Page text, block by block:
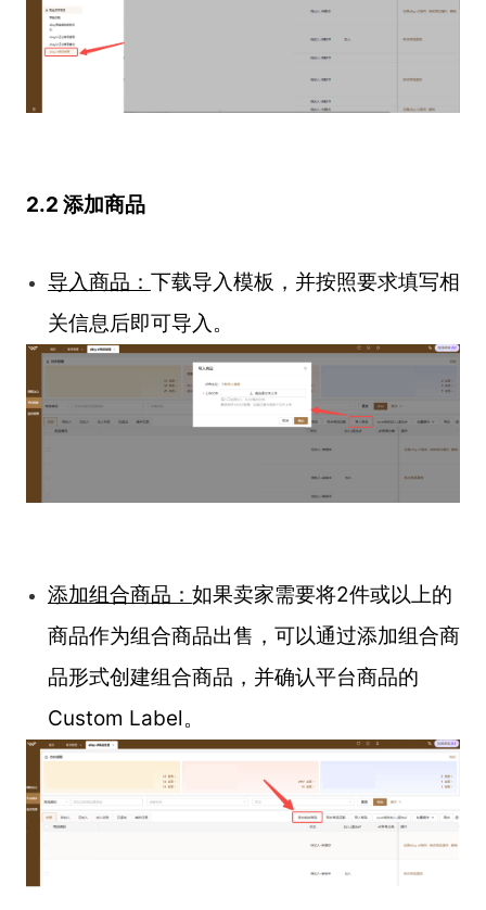
2.2 添加商品
导入商品： 下载导入模板，并按照要求填写相
关信息后即可导入。
添加组合商品： 如果卖家需要将2件或以上的
商品作为组合商品出售，可以通过添加组合商
品形式创建组合商品，并确认平台商品的
Custom Label。